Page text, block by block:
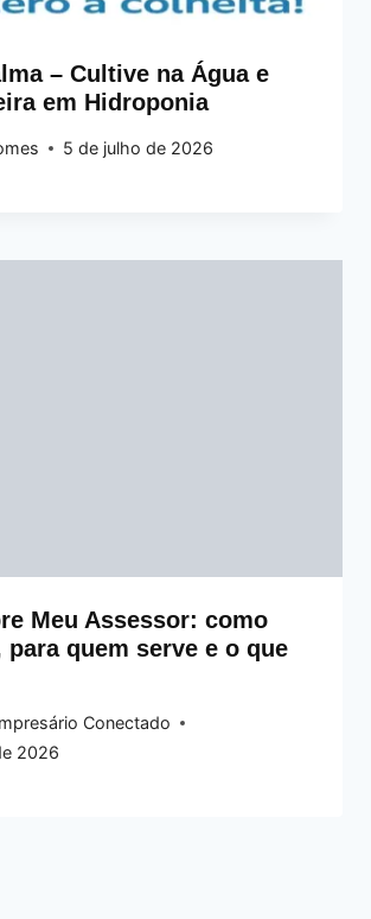
– Cultive na Água e
em Hidroponia
5 de julho de 2026
Meu Assessor: como
quem serve e o que
Conectado
2026